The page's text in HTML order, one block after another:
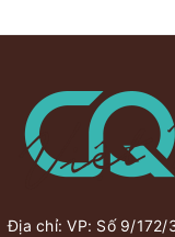
Địa chỉ: VP: Số 9/172/